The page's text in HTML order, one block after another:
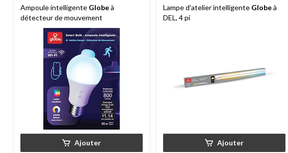
Ampoule intelligente Globeà
détecteur de mouvement
Ajouter
Lampe d'atelier intelligente Globeà
DEL, 4 pi
Ajouter